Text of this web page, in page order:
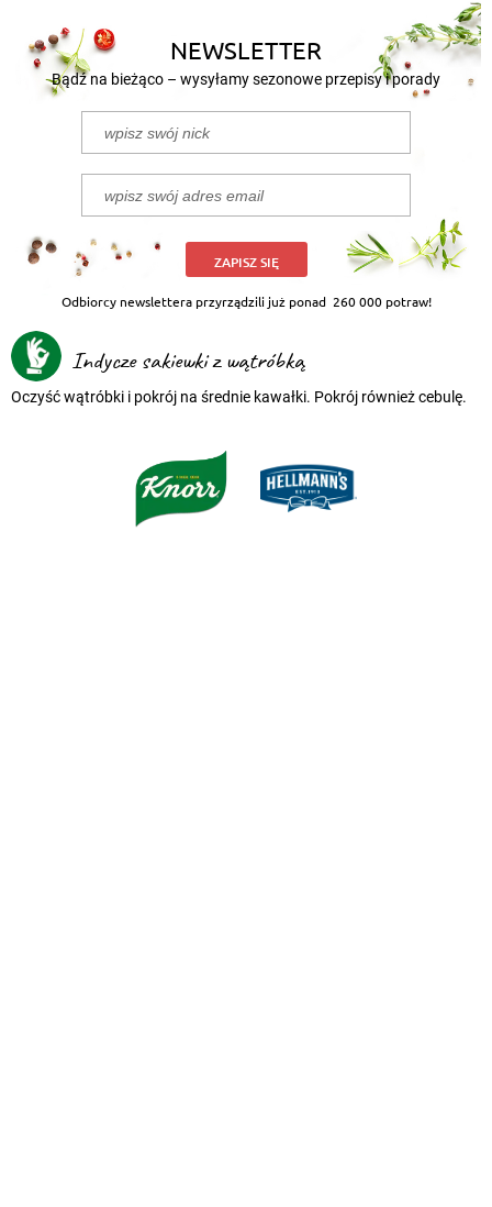
NEWSLETTER
Bądź na bieżąco – wysyłamy sezonowe przepisy i porady
ZAPISZ SIĘ
Odbiorcy newslettera przyrządzili już ponad 260 000 potraw!
Indycze sakiewki z wątróbką
Oczyść wątróbki i pokrój na średnie kawałki. Pokrój również cebulę.